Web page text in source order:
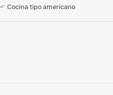
Cocina tipo americano